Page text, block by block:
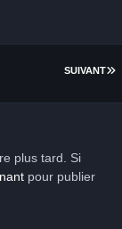
SUIVANT
plus tard. Si
pour publier